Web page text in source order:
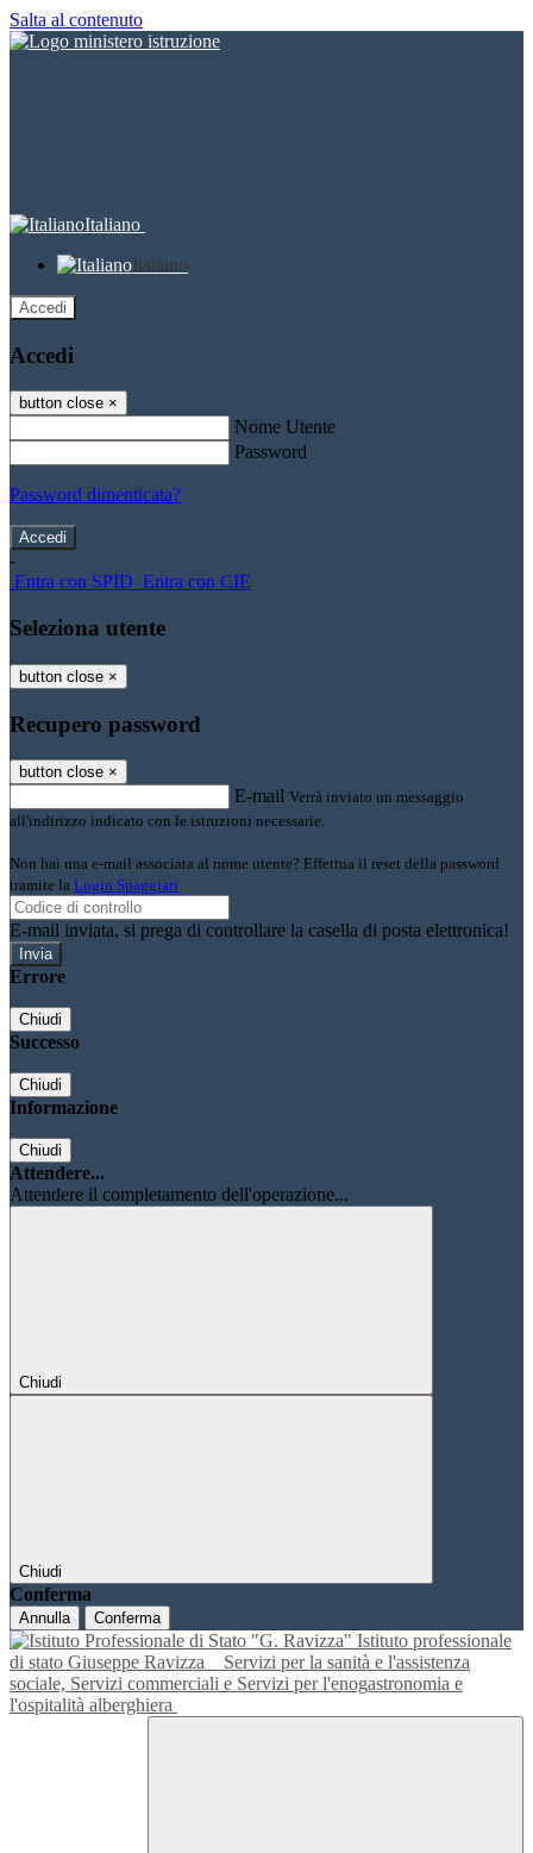
Salta al contenuto
Italiano
Italiano
Accedi
Accedi
button close ×
Nome Utente
Password
Password dimenticata?
-
Entra con SPID Entra con CIE
Seleziona utente
button close ×
Recupero password
button close ×
E-mail Verrà inviato un messaggio
all'indirizzo indicato con le istruzioni necessarie.
Non hai una e-mail associata al nome utente? Effettua il reset della password
tramite la Login Spaggiari
E-mail inviata, si prega di controllare la casella di posta elettronica!
Errore
Chiudi
Successo
Chiudi
Informazione
Chiudi
Attendere...
Attendere il completamento dell'operazione...
Chiudi
Chiudi
Conferma
Annulla Conferma
Istituto professionale
di stato Giuseppe Ravizza
Servizi per la sanità e l'assistenza
sociale, Servizi commerciali e Servizi per l'enogastronomia e
l'ospitalità alberghiera